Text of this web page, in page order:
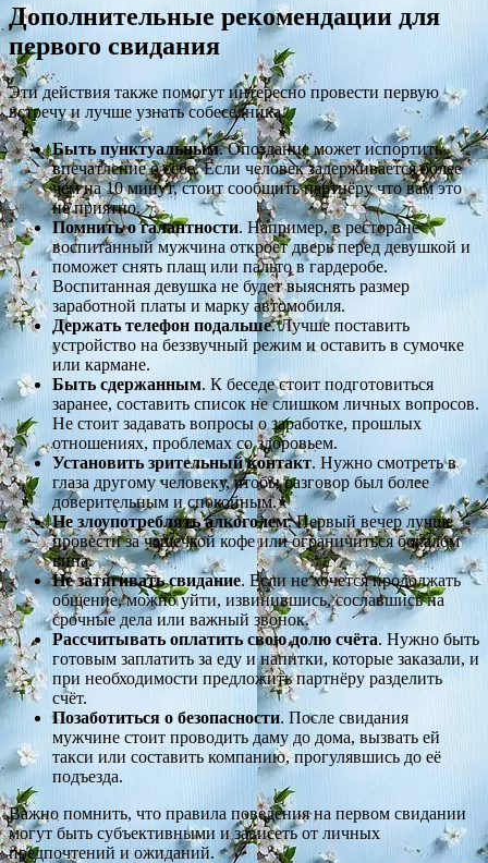
Дополнительные рекомендации для
первого свидания
Эти действия также помогут интересно провести первую
встречу и лучше узнать собеседника.
Быть пунктуальным. Опоздание может испортить
впечатление о себе. Если человек задерживается более
чем на 10 минут, стоит сообщить партнёру что вам это
не приятно.
Помнить о галантности. Например, в ресторане
воспитанный мужчина откроет дверь перед девушкой и
поможет снять плащ или пальто в гардеробе.
Воспитанная девушка не будет выяснять размер
заработной платы и марку автомобиля.
Держать телефон подальше. Лучше поставить
устройство на беззвучный режим и оставить в сумочке
или кармане.
Быть сдержанным. К беседе стоит подготовиться
заранее, составить список не слишком личных вопросов.
Не стоит задавать вопросы о заработке, прошлых
отношениях, проблемах со здоровьем.
Установить зрительный контакт. Нужно смотреть в
глаза другому человеку, чтобы разговор был более
доверительным и спокойным.
Не злоупотреблять алкоголем. Первый вечер лучше
провести за чашечкой кофе или ограничиться бокалом
вина.
Не затягивать свидание. Если не хочется продолжать
общение, можно уйти, извинившись, сославшись на
срочные дела или важный звонок.
Рассчитывать оплатить свою долю счёта. Нужно быть
готовым заплатить за еду и напитки, которые заказали, и
при необходимости предложить партнёру разделить
счёт.
Позаботиться о безопасности. После свидания
мужчине стоит проводить даму до дома, вызвать ей
такси или составить компанию, прогулявшись до её
подъезда.
Важно помнить, что правила поведения на первом свидании
могут быть субъективными и зависеть от личных
предпочтений и ожиданий.